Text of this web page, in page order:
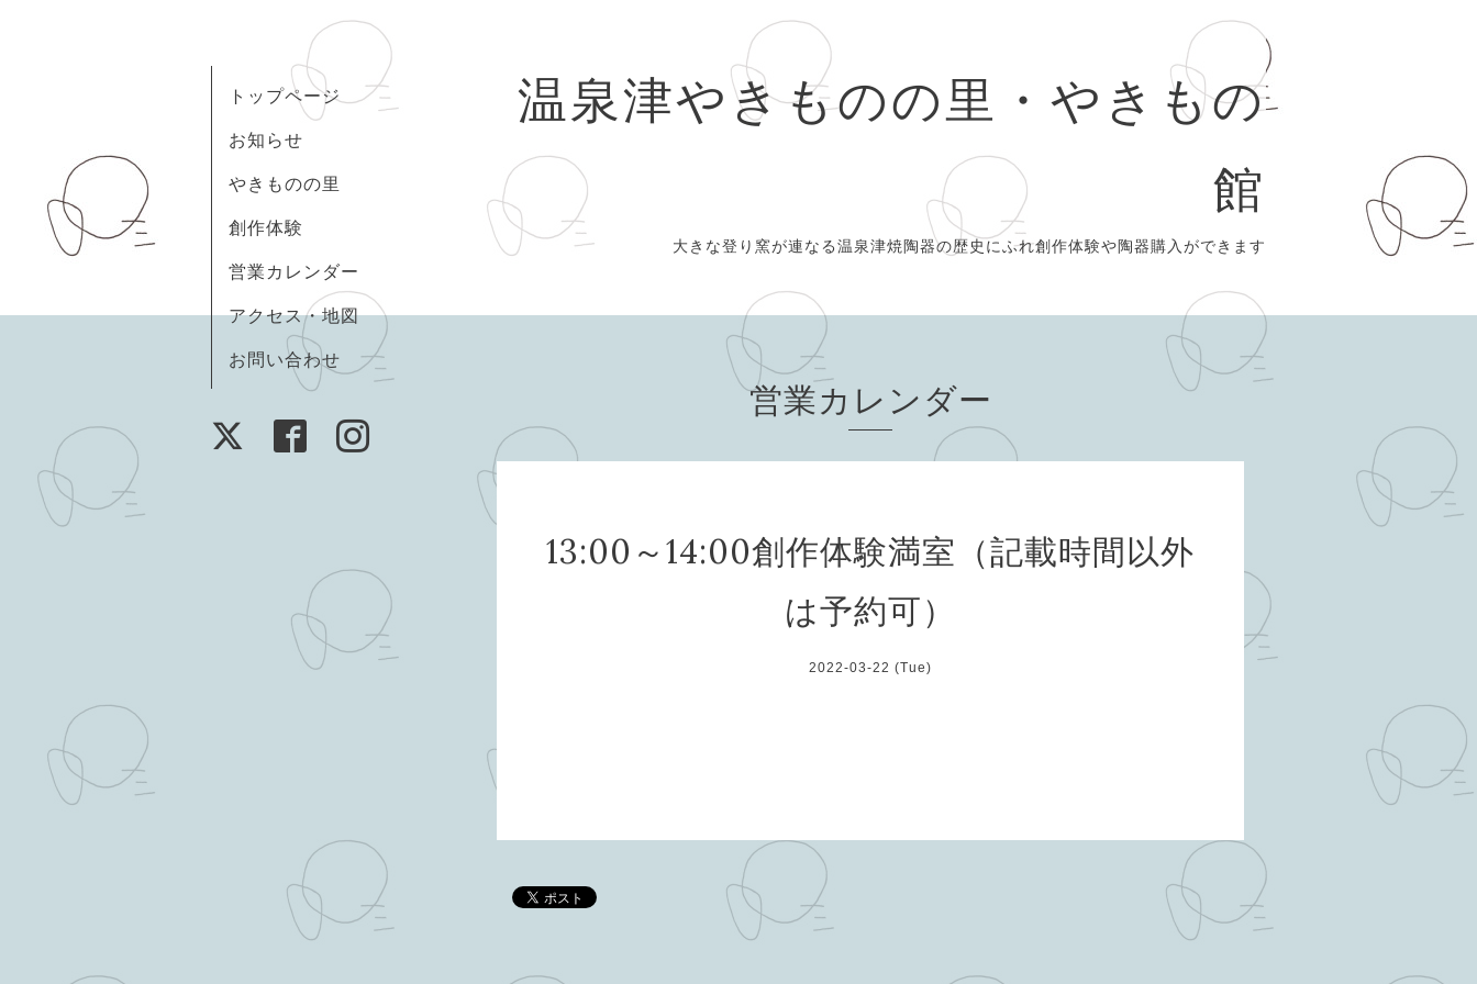
温泉津やきものの里・やきもの
館
大きな登り窯が連なる温泉津焼陶器の歴史にふれ創作体験や陶器購入ができます
トップページ
お知らせ
やきものの里
創作体験
営業カレンダー
アクセス・地図
お問い合わせ
営業カレンダー
13:00～14:00創作体験満室（記載時間以外
は予約可）
2022-03-22 (Tue)